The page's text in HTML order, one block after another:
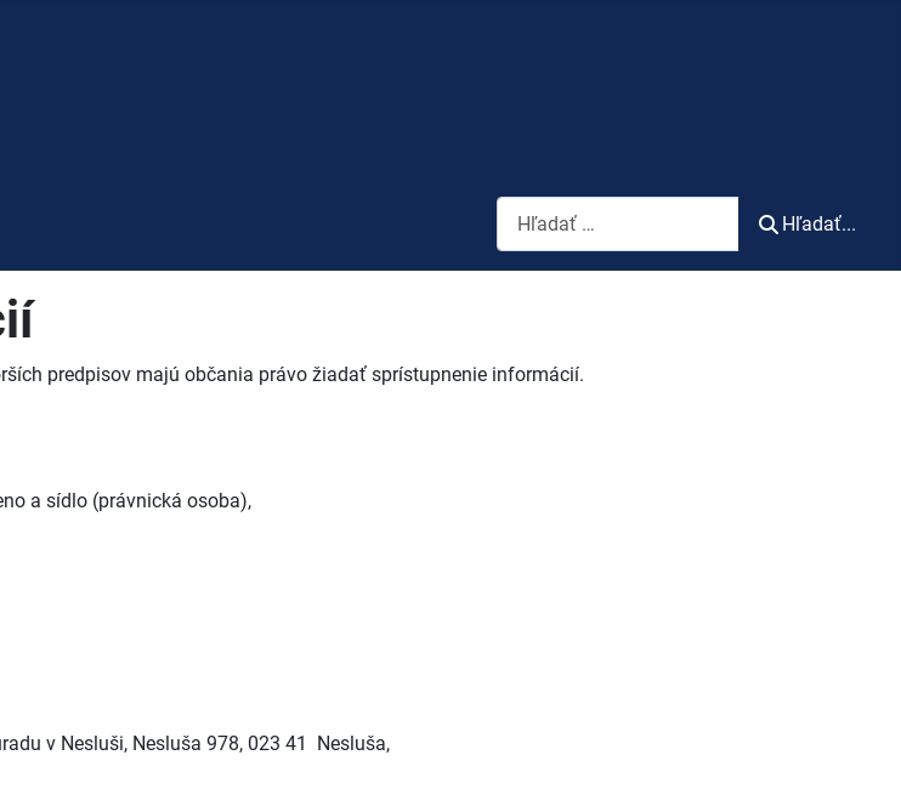
Vyhľadávanie
Hľadať...
predpisov majú občania právo žiadať sprístupnenie informácií.
a sídlo (právnická osoba),
v Nesluši, Nesluša 978, 023 41 Nesluša,